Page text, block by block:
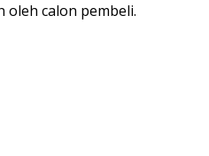
oleh calon pembeli.